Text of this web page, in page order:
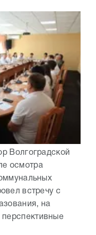
Волгоградской
осмотра
встречу с
на